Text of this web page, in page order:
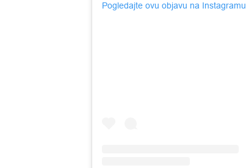
Pogledajte ovu objavu na Instagramu.